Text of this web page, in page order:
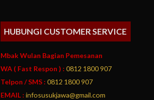
HUBUNGI CUSTOMER SERVICE
Mbak Wulan Bagian Pemesanan
WA ( Fast Respon ) : 0812 1800 907
Telpon / SMS : 0812 1800 907
EMAIL : infosusukjawa@gmail.com